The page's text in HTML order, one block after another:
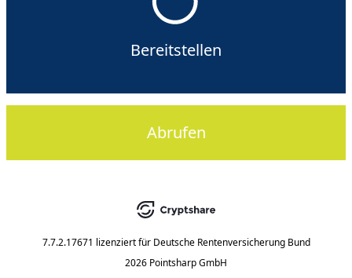
Bereitstellen
Abrufen
7.7.2.17671 lizenziert für Deutsche Rentenversicherung Bund
2026 Pointsharp GmbH